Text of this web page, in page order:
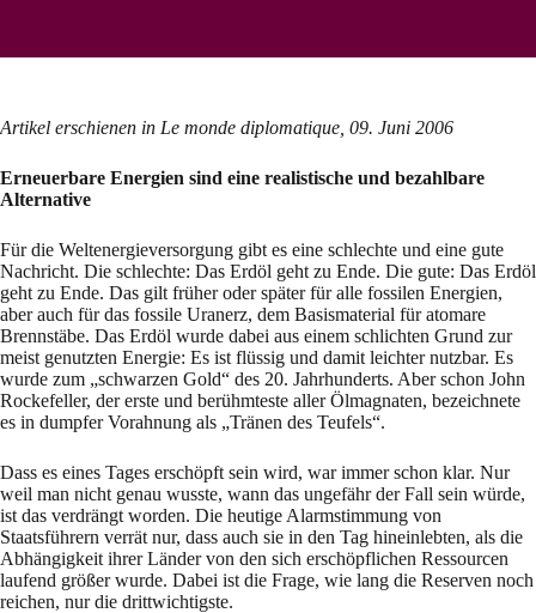
Artikel erschienen in Le monde diplomatique, 09. Juni 2006
Erneuerbare Energien sind eine realistische und bezahlbare
Alternative
Für die Weltenergieversorgung gibt es eine schlechte und eine gute
Nachricht. Die schlechte: Das Erdöl geht zu Ende. Die gute: Das Erdöl
geht zu Ende. Das gilt früher oder später für alle fossilen Energien,
aber auch für das fossile Uranerz, dem Basismaterial für atomare
Brennstäbe. Das Erdöl wurde dabei aus einem schlichten Grund zur
meist genutzten Energie: Es ist flüssig und damit leichter nutzbar. Es
wurde zum „schwarzen Gold“ des 20. Jahrhunderts. Aber schon John
Rockefeller, der erste und berühmteste aller Ölmagnaten, bezeichnete
es in dumpfer Vorahnung als „Tränen des Teufels“.
Dass es eines Tages erschöpft sein wird, war immer schon klar. Nur
weil man nicht genau wusste, wann das ungefähr der Fall sein würde,
ist das verdrängt worden. Die heutige Alarmstimmung von
Staatsführern verrät nur, dass auch sie in den Tag hineinlebten, als die
Abhängigkeit ihrer Länder von den sich erschöpflichen Ressourcen
laufend größer wurde. Dabei ist die Frage, wie lang die Reserven noch
reichen, nur die drittwichtigste.